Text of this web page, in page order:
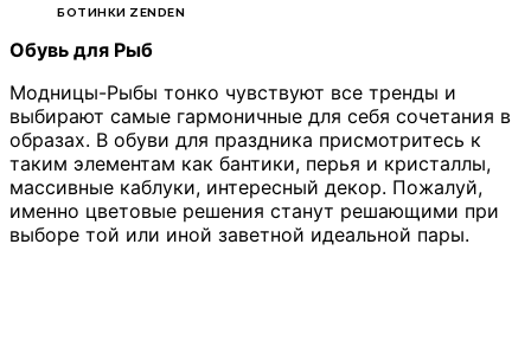
БОТИНКИ ZENDEN
Обувь для Рыб
Модницы-Рыбы тонко чувствуют все тренды и
выбирают самые гармоничные для себя сочетания в
образах. В обуви для праздника присмотритесь к
таким элементам как бантики, перья и кристаллы,
массивные каблуки, интересный декор. Пожалуй,
именно цветовые решения станут решающими при
выборе той или иной заветной идеальной пары.